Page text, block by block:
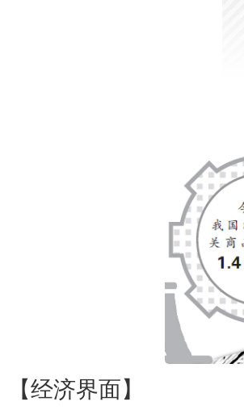
【经济界面】